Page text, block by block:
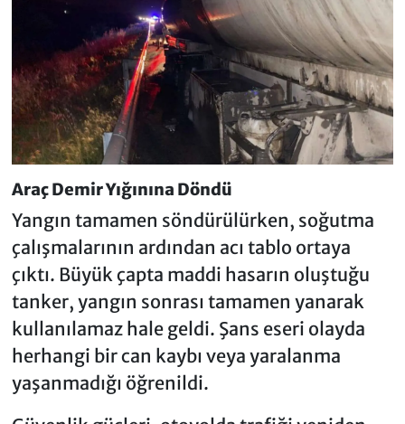
Araç Demir Yığınına Döndü
Yangın tamamen söndürülürken, soğutma
çalışmalarının ardından acı tablo ortaya
çıktı. Büyük çapta maddi hasarın oluştuğu
tanker, yangın sonrası tamamen yanarak
kullanılamaz hale geldi. Şans eseri olayda
herhangi bir can kaybı veya yaralanma
yaşanmadığı öğrenildi.